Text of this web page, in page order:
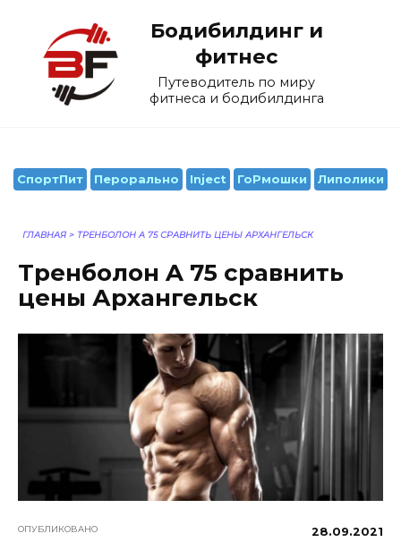
содержанию
Бодибилдинг и
фитнес
Путеводитель по миру
фитнеса и бодибилдинга
СпортПит Перорально Inject ГоРмошки Липолики
ГЛАВНАЯ > ТРЕНБОЛОН A 75 СРАВНИТЬ ЦЕНЫ АРХАНГЕЛЬСК
Тренболон A 75 сравнить
цены Архангельск
ОПУБЛИКОВАНО 28.09.2021